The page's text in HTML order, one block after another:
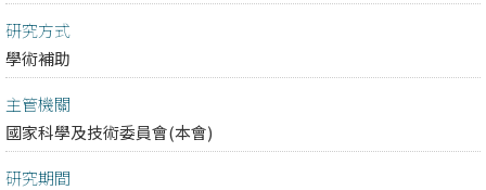
研究方式
學術補助
主管機關
國家科學及技術委員會(本會)
研究期間